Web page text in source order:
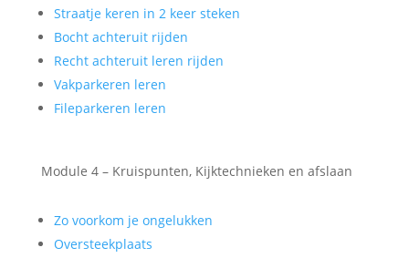
Straatje keren in 2 keer steken
Bocht achteruit rijden
Recht achteruit leren rijden
Vakparkeren leren
Fileparkeren leren
Module 4 – Kruispunten, Kijktechnieken en afslaan
Zo voorkom je ongelukken
Oversteekplaats